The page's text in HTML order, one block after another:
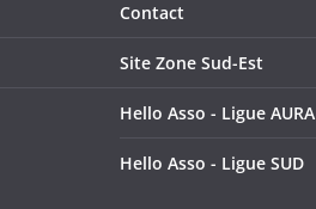
Contact
Site Zone Sud-Est
Hello Asso - Ligue AURA
Hello Asso - Ligue SUD